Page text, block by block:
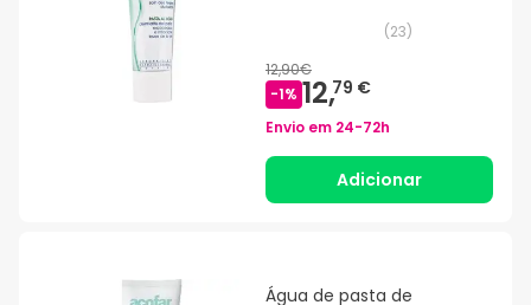
(23)
12,90€
-1% 12,79 €
Envio em 24-72h
Adicionar
Água de pasta de